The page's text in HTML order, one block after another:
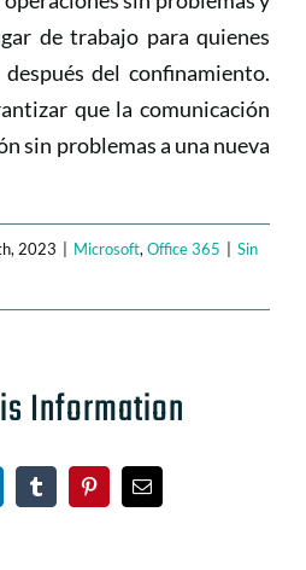
de trabajo para quienes
del confinamiento.
que la comunicación
sin problemas a una nueva
2023 Microsoft, Office 365
Sin
Information
TumblrPinterestCorreo
electrónico